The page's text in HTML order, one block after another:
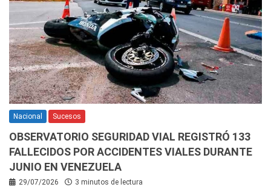
Nacional Sucesos
OBSERVATORIO SEGURIDAD VIAL REGISTRÓ 133
FALLECIDOS POR ACCIDENTES VIALES DURANTE
JUNIO EN VENEZUELA
29/07/2026 3 minutos de lectura